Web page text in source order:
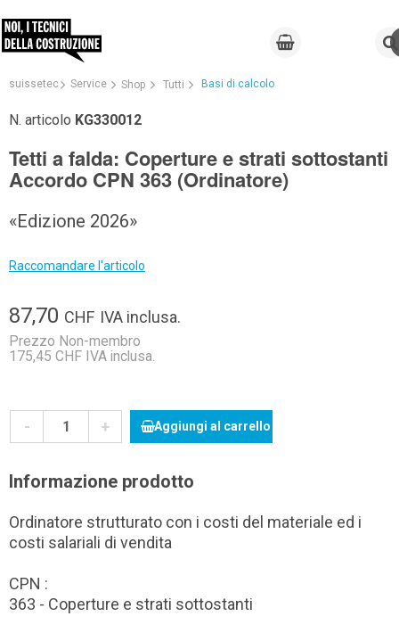
suissetec Service Shop Tutti Basi di calcolo
N. articolo KG330012
Tetti a falda: Coperture e strati sottostanti
Accordo CPN 363 (Ordinatore)
«Edizione 2026»
Raccomandare l'articolo
87,70 CHF IVA inclusa.
Prezzo Non-membro
175,45 CHF IVA inclusa.
- + Aggiungi al carrello
Informazione prodotto
Ordinatore strutturato con i costi del materiale ed i
costi salariali di vendita
CPN :
363 - Coperture e strati sottostanti